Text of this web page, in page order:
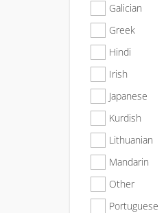
Galician
Greek
Hindi
Irish
Japanese
Kurdish
Lithuanian
Mandarin
Other
Portuguese